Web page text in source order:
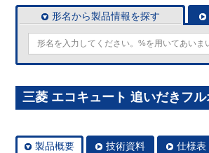
形名から製品情報を探す
三菱 エコキュート 追いだきフ
製品概要 技術資料 仕様表